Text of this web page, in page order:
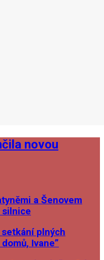
novou
a Šenovem
silnice
setkání plných
Ivane”